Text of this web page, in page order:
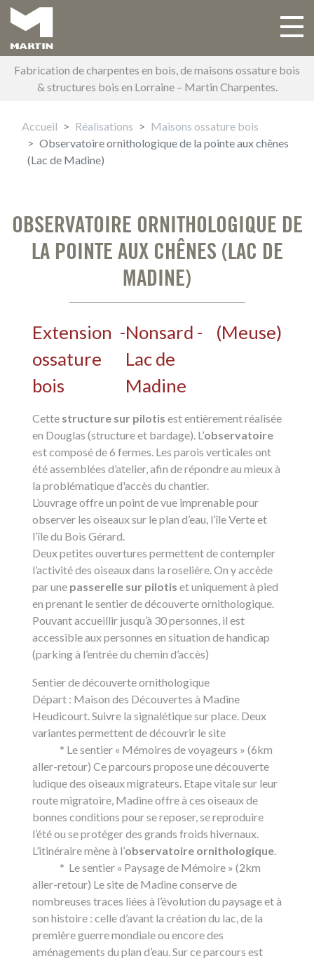
Aller
au
contenu
principal
Main navigation Toggle
Fabrication de charpentes en bois, de maisons ossature bois
& structures bois en Lorraine – Martin Charpentes.
Accueil Réalisations
Maisons ossature bois
Observatoire ornithologique de la pointe aux chênes
(Lac de Madine)
OBSERVATOIRE ORNITHOLOGIQUE DE
LA POINTE AUX CHÊNES (LAC DE
MADINE)
Extension
ossature
bois
-Nonsard -
Lac de
Madine
(Meuse)
Cette structure sur pilotis est entièrement réalisée
en Douglas (structure et bardage). L’observatoire
est composé de 6 fermes. Les parois verticales ont
été assemblées d’atelier, afin de répondre au mieux à
la problématique d'accès du chantier.
L’ouvrage offre un point de vue imprenable pour
observer les oiseaux sur le plan d’eau, l’île Verte et
l’île du Bois Gérard.
Deux petites ouvertures permettent de contempler
l’activité des oiseaux dans la roselière. On y accède
par une passerelle sur pilotis et uniquement à pied
en prenant le sentier de découverte ornithologique.
Pouvant accueillir jusqu’à 30 personnes, il est
accessible aux personnes en situation de handicap
(parking à l’entrée du chemin d’accès)
Sentier de découverte ornithologique
Départ : Maison des Découvertes à Madine
Heudicourt. Suivre la signalétique sur place. Deux
variantes permettent de découvrir le site
* Le sentier « Mémoires de voyageurs » (6km
aller-retour) Ce parcours propose une découverte
ludique des oiseaux migrateurs. Etape vitale sur leur
route migratoire, Madine offre à ces oiseaux de
bonnes conditions pour se reposer, se reproduire
l’été ou se protéger des grands froids hivernaux.
L’itinéraire mène à l’observatoire ornithologique.
* Le sentier « Paysage de Mémoire » (2km
aller-retour) Le site de Madine conserve de
nombreuses traces liées à l’évolution du paysage et à
son histoire : celle d’avant la création du lac, de la
première guerre mondiale ou encore des
aménagements du plan d’eau. Sur ce parcours est